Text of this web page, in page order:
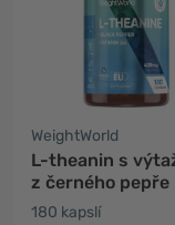
WeightWorld
L-theanin s
z černého pepře
180 kapslí